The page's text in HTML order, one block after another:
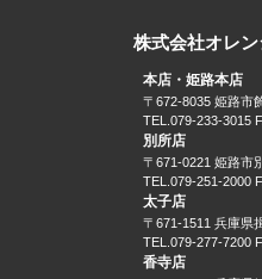
株式会社オレ
本店・姫路本店
〒672-8035 姫路市
TEL.079-233-3015
別所店
〒671-0221 姫路市
TEL.079-251-2000
太子店
〒671-1511 兵庫県
TEL.079-277-7200
香寺店